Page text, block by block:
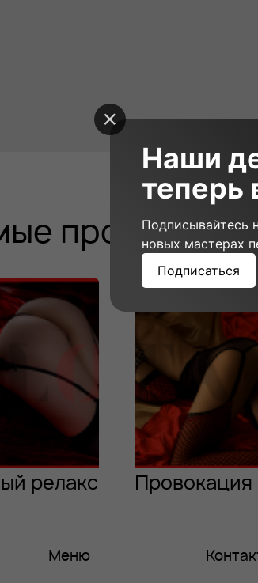
программы
релакс Провокация
23 000₽
Меню
Наши
теперь
Подписывайтесь
новых мастерах
Подписаться